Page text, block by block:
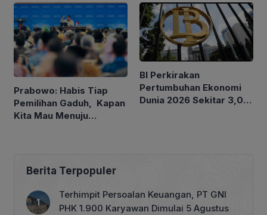
GT
Prabowo: Habis Tiap
Pemilihan Gaduh, Kapan
Kita Mau Menuju
BI Perkirakan
Pertumbuhan Ekonomi
Dunia 2026 Sekitar 3,0
Berita Terpopuler
Terhimpit Persoalan Keuangan, PT GNI
PHK 1.900 Karyawan Dimulai 5 Agustus